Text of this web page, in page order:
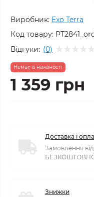
Виробник: Exo Terra
Код товару:
Відгуки: (0)
Немає в наявності
1 359 грн
Доставка і
Замовлення
Знижки